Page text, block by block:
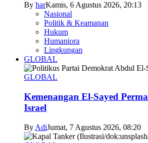
By harKamis, 6 Agustus 2026, 20:13
Nasional
Politik & Keamanan
Hukum
Humaniora
Lingkungan
GLOBAL
GLOBAL
Kemenangan El-Sayed
Israel
By AdiJumat, 7 Agustus 2026, 08:20